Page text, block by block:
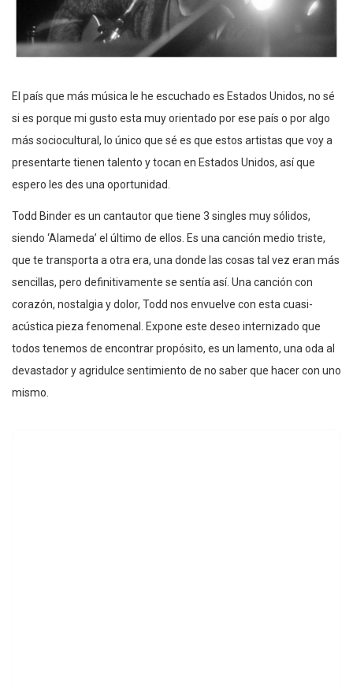
El país que más música le he escuchado es Estados Unidos, no sé
si es porque mi gusto esta muy orientado por ese país o por algo
más sociocultural, lo único que sé es que estos artistas que voy a
presentarte tienen talento y tocan en Estados Unidos, así que
espero les des una oportunidad.
Todd Binder es un cantautor que tiene 3 singles muy sólidos,
siendo ‘Alameda’ el último de ellos. Es una canción medio triste,
que te transporta a otra era, una donde las cosas tal vez eran más
sencillas, pero definitivamente se sentía así. Una canción con
corazón, nostalgia y dolor, Todd nos envuelve con esta cuasi-
acústica pieza fenomenal. Expone este deseo internizado que
todos tenemos de encontrar propósito, es un lamento, una oda al
devastador y agridulce sentimiento de no saber que hacer con uno
mismo.